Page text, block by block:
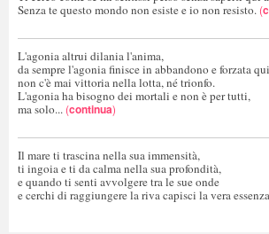
Senza te questo mondo non esiste e io non resisto. (
L'agonia altrui dilania l'anima,
da sempre l'agonia finisce in abbandono e forzata
non c'è mai vittoria nella lotta, né trionfo.
L'agonia ha bisogno dei mortali e non è per tutti,
ma solo... (continua)
Il mare ti trascina nella sua immensità,
ti ingoia e ti da calma nella sua profondità,
e quando ti senti avvolgere tra le sue onde
e cerchi di raggiungere la riva capisci la vera